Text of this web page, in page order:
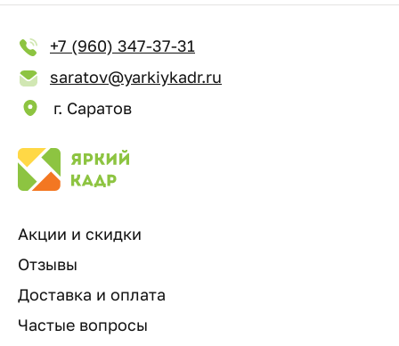
+7 (960) 347-37-31
saratov@yarkiykadr.ru
г. Саратов
Акции и скидки
Отзывы
Доставка и оплата
Частые вопросы